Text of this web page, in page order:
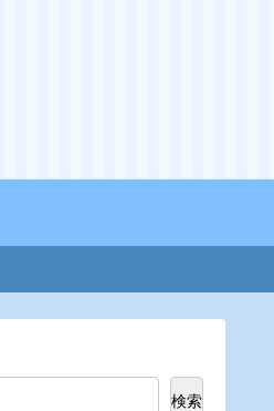
検索